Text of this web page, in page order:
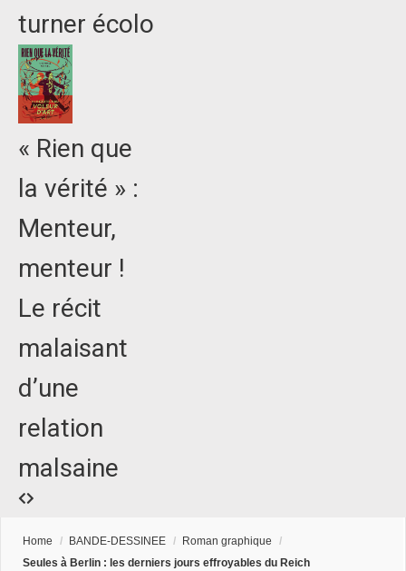
turner écolo
« Rien que
la vérité » :
Menteur,
menteur !
Le récit
malaisant
d’une
relation
malsaine
Home / BANDE-DESSINEE / Roman graphique
/
Seules à Berlin : les derniers jours effroyables du Reich